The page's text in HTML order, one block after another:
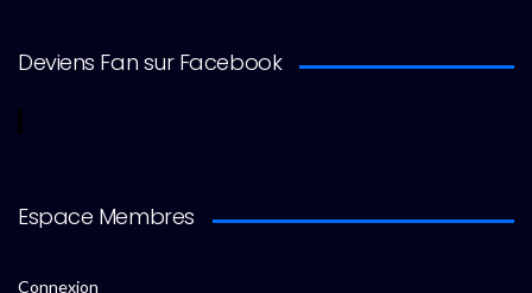
Deviens Fan sur Facebook
Espace Membres
Connexion